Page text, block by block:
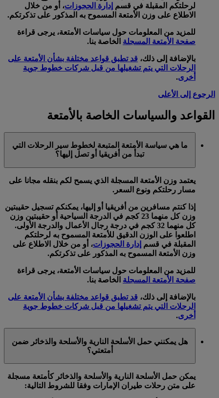
لرحلتكم المقبلة في قسم إدارة الحجوزات، أو من خلال
الاطلاع على وزن الأمتعة المسموح به المذكور على تذكرتكم.
للمزيد من المعلومات حول سياسات الأمتعة، يرجى قراءة
صفحة الأمتعة المسجلة الخاصة بنا.
بالإضافة إلى ذلك، قد تطبق قواعد مختلفة بشأن الأمتعة على
الرحلات التي يتم تشغيلها من قبل شركات خطوط جوية
أخرى.
الرجوع إلى الأعلى
القواعد والسياسات الخاصة بالأمتعة
ما هي سياسة الأمتعة المتبعة لخطوط سير الرحلات التي
تبدأ من أفريقيا أو تصل إليها؟
يعتمد وزن الأمتعة المسجلة الذي يسمح لكم بنقله مجانا على
مسار رحلتكم ونوع السعر.
إذا كنتم مسافرين من أفريقيا أو إليها، يمكنكم تسجيل حقيبتين
وزن كل منهما 23 كجم في الدرجة السياحية أو حقيبتين وزن
كل منهما 32 كجم في درجة رجال الأعمال والدرجة الأولى.
اطلعوا على الوزن الدقيق للأمتعة المسموح به لرحلتكم
المقبلة في قسم إدارة الحجوزات، أو من خلال الاطلاع على
وزن الأمتعة المسموح به المذكور على تذكرتكم.
للمزيد من المعلومات حول سياسات الأمتعة، يرجى قراءة
صفحة الأمتعة المسجلة الخاصة بنا.
بالإضافة إلى ذلك، قد تطبق قواعد مختلفة بشأن الأمتعة على
الرحلات التي يتم تشغيلها من قبل شركات خطوط جوية
أخرى.
هل يمكنني حمل الأسلحة النارية والأسلحة والذخائر ضمن
أمتعتي؟
يمكن حمل الأسلحة النارية والأسلحة والذخائر كأمتعة مسجلة
على متن رحلات طيران الإمارات وفقا للشروط التالية: